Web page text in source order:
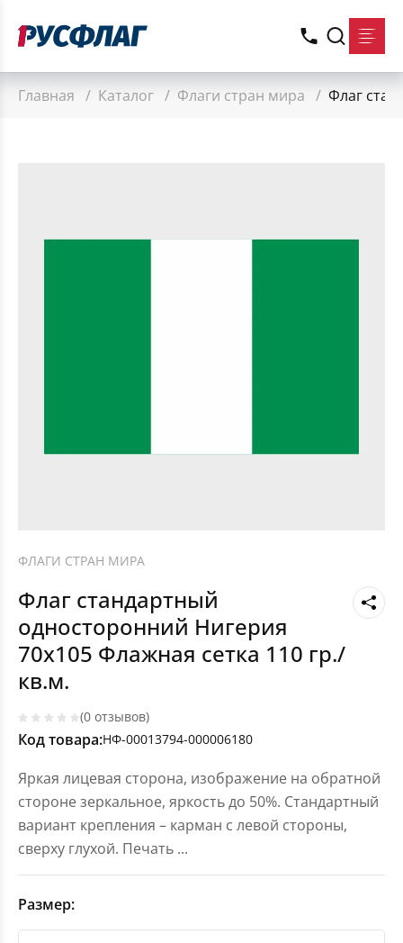
Главная / Каталог / Флаги стран мира / Флаг
ФЛАГИ СТРАН МИРА
Флаг стандартный
односторонний Нигерия
70х105 Флажная сетка 110 гр./
кв.м.
(0 отзывов)
Код товара:НФ-00013794-000006180
Яркая лицевая сторона, изображение на обратной
стороне зеркальное, яркость до 50%. Стандартный
вариант крепления – карман с левой стороны,
сверху глухой. Печать ...
Размер: